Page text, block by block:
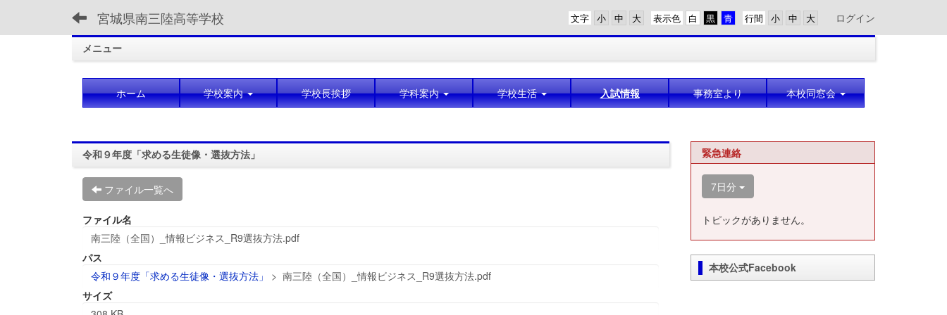
宮城県南三陸高等学校 行間
表示色
文字 ログイン
メニュー
ホーム 学校案内 学校長挨拶 学科案内 学校生活 入試情報 事務室より 本校同窓会
令和９年度「求める生徒像・選抜方法」
ファイル一覧へ
ファイル名
南三陸（全国）_情報ビジネス_R9選抜方法.pdf
パス
令和９年度「求める生徒像・選抜方法」
> 南三陸（全国）_情報ビジネス_R9選抜方法.pdf
サイズ
緊急連絡
7日分
トピックがありません。
本校公式Facebook